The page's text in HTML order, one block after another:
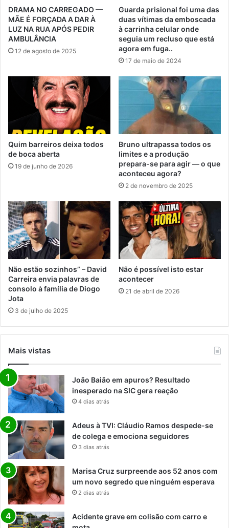
DRAMA NO CARREGADO —
MÃE É FORÇADA A DAR À
LUZ NA RUA APÓS PEDIR
AMBULÂNCIA
12 de agosto de 2025
Guarda prisional foi uma das
duas vítimas da emboscada
à carrinha celular onde
seguia um recluso que está
agora em fuga..
17 de maio de 2024
Quim barreiros deixa todos
de boca aberta
19 de junho de 2026
Bruno ultrapassa todos os
limites e a produção
prepara-se para agir — o que
aconteceu agora?
2 de novembro de 2025
Não estão sozinhos” – David
Carreira envia palavras de
consolo à família de Diogo
Jota
3 de julho de 2025
Não é possível isto estar
acontecer
21 de abril de 2026
Mais vistas
João Baião em apuros? Resultado
inesperado na SIC gera reação
4 dias atrás
Adeus à TVI: Cláudio Ramos despede-se
de colega e emociona seguidores
3 dias atrás
Marisa Cruz surpreende aos 52 anos com
um novo segredo que ninguém esperava
2 dias atrás
Acidente grave em colisão com carro e